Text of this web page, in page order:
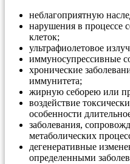
неблагоприятную
нарушения в процессе
клеток;
ультрафиолетовое
иммуносупрессивные
хронические
иммунитета;
жирную себорею или
воздействие
особенности
заболевания,
метаболических
дегенеративные
определенными